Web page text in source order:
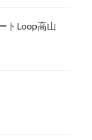
トLoop高山